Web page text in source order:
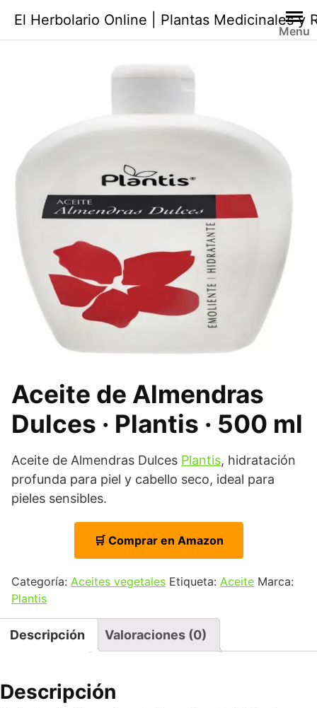
contenido
El Herbolario Online | Plantas Medicinales y
Menu
Aceite de Almendras
Dulces · Plantis · 500 ml
Aceite de Almendras Dulces Plantis, hidratación
profunda para piel y cabello seco, ideal para
pieles sensibles.
🛒 Comprar en Amazon
Categoría: Aceites vegetales Etiqueta: Aceite Marca:
Plantis
Descripción Valoraciones (0)
Descripción